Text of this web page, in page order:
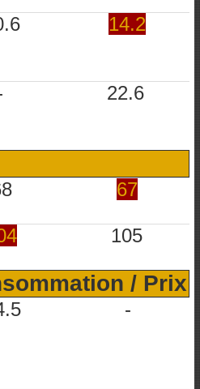
14.2
22.6
67
105
/ Prix
-